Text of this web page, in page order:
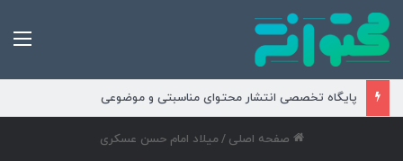
پایگاه تخصصی انتشار محتوای مناسبتی و موضوعی
صفحه اصلی /میلاد امام حسن عسکری